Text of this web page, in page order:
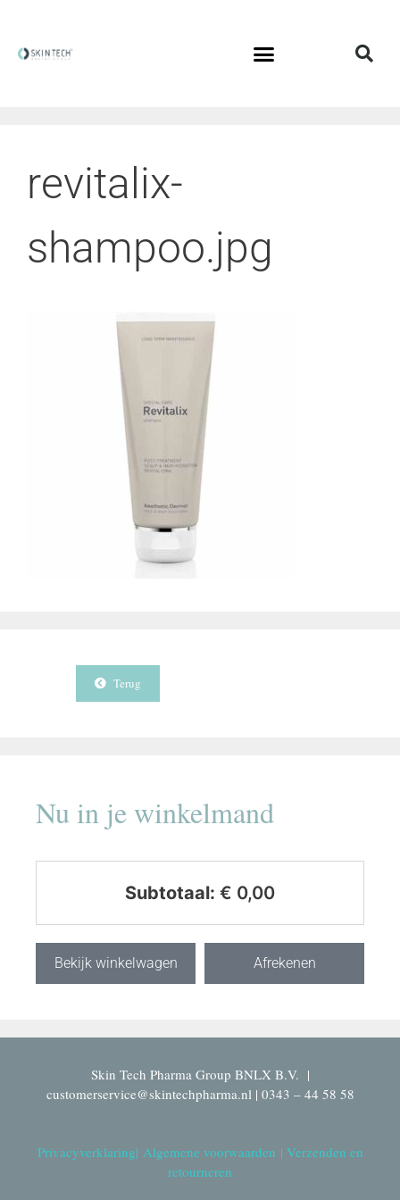
revitalix-
shampoo.jpg
Terug
Nu in je winkelmand
Subtotaal: € 0,00
Bekijk winkelwagen Afrekenen
Skin Tech Pharma Group BNLX B.V. |
customerservice@skintechpharma.nl | 0343 – 44 58 58
Privacyverklaring| Algemene voorwaarden | Verzenden en
retourneren